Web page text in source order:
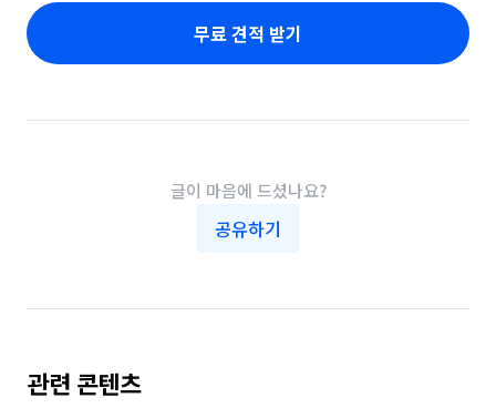
무료 견적 받기
글이 마음에 드셨나요?
공유하기
관련 콘텐츠